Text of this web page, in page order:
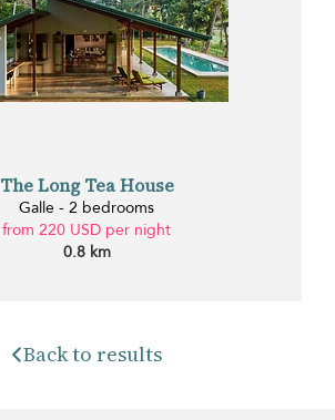
The Long Tea House
Galle - 2 bedrooms
from 220 USD per night
0.8 km
Back to results